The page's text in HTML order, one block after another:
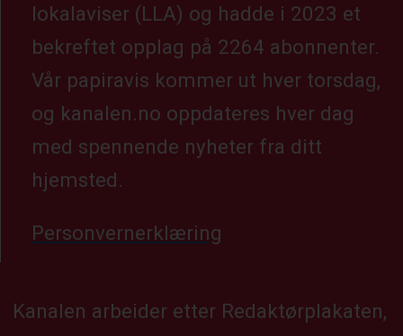
lokalaviser (LLA) og hadde i 2023 et
bekreftet opplag på 2264 abonnenter.
Vår papiravis kommer ut hver torsdag,
og kanalen.no oppdateres hver dag
med spennende nyheter fra ditt
hjemsted.
Personvernerklæring
Kanalen arbeider etter Redaktørplakaten,